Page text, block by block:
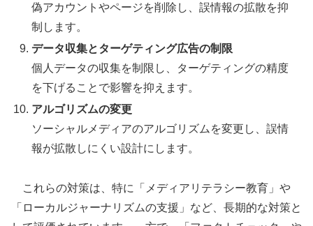
偽アカウントやページを削除し、誤情報の拡散を抑
制します。
データ収集とターゲティング広告の制限
個人データの収集を制限し、ターゲティングの精度
を下げることで影響を抑えます。
アルゴリズムの変更
ソーシャルメディアのアルゴリズムを変更し、誤情
報が拡散しにくい設計にします。
これらの対策は、特に「メディアリテラシー教育」や
「ローカルジャーナリズムの支援」など、長期的な対策と